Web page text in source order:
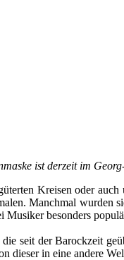
ist derzeit im
Kreisen oder
Manchmal wurden
besonders
seit der Barockzeit
dieser in eine andere